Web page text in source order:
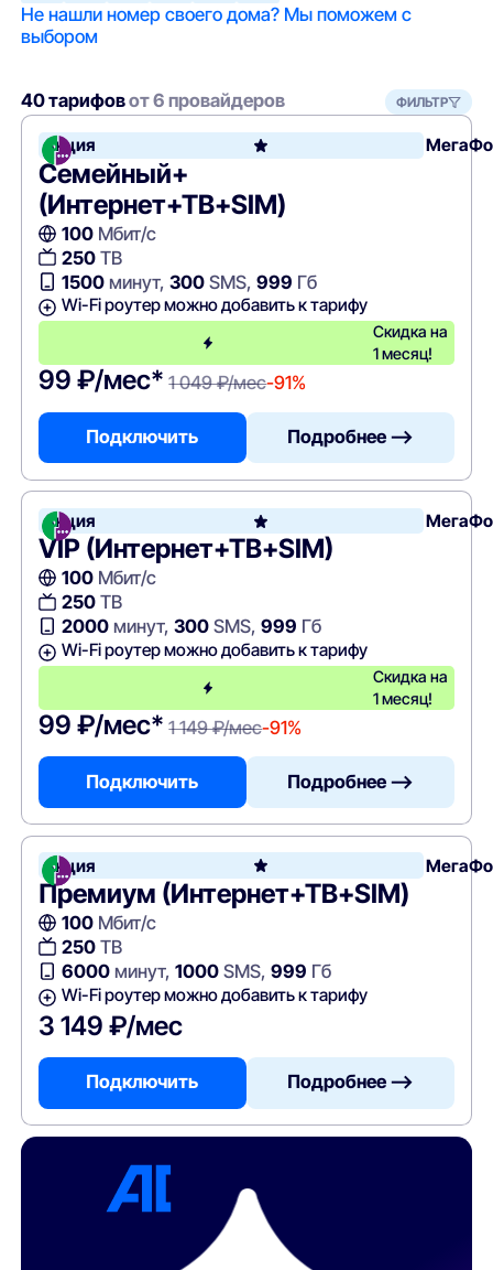
Не нашли номер своего дома? Мы поможем с
выбором
40 тарифовот 6 провайдеров ФИЛЬТР
Акция
Семейный+
(Интернет+ТВ+SIM)
100Мбит/с
250ТВ
1500минут, 300SMS, 999 Гб
Wi-Fi роутер можно добавить к тарифу
Скидка на
1 месяц!
99 ₽/мес* 1 049 ₽/мес-91%
Подключить Подробнее —>
Акция
VIP (Интернет+ТВ+SIM)
100Мбит/с
250ТВ
2000минут, 300SMS, 999 Гб
Wi-Fi роутер можно добавить к тарифу
Скидка на
1 месяц!
99 ₽/мес* 1 149 ₽/мес-91%
Подключить Подробнее —>
Акция
Премиум (Интернет+ТВ+SIM)
100Мбит/с
250ТВ
6000минут, 1000SMS, 999 Гб
Wi-Fi роутер можно добавить к тарифу
3 149 ₽/мес
Подключить Подробнее —>